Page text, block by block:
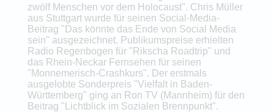
zwölf Menschen vor dem Holocaust". Chris Müller
aus Stuttgart wurde für seinen Social-Media-
Beitrag "Das könnte das Ende von Social Media
sein" ausgezeichnet. Publikumspreise erhielten
Radio Regenbogen für "Rikscha Roadtrip" und
das Rhein-Neckar Fernsehen für seinen
"Monnemerisch-Crashkurs". Der erstmals
ausgelobte Sonderpreis "Vielfalt in Baden-
Württemberg" ging an Ron TV (Mannheim) für den
Beitrag "Lichtblick im Sozialen Brennpunkt".